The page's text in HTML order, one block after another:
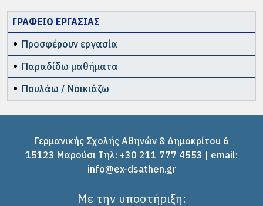
ΓΡΑΦΕΙΟ ΕΡΓΑΣΙΑΣ
Προσφέρουν εργασία
Παραδίδω μαθήματα
Πουλάω / Νοικιάζω
Γερμανικής Σχολής Αθηνών & Δημοκρίτου 6
15123 Μαρούσι Tηλ: +30 211 777 4553 | email:
info@ex-dsathen.gr
Με την υποστήριξη: